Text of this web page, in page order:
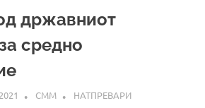
Македонија
државниот
средно
СММ НАТПРЕВАРИ